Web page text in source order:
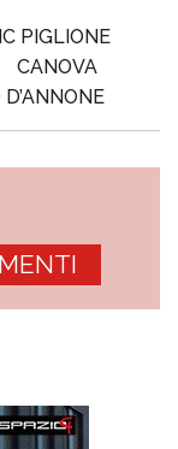
PIGLIONE
CANOVA